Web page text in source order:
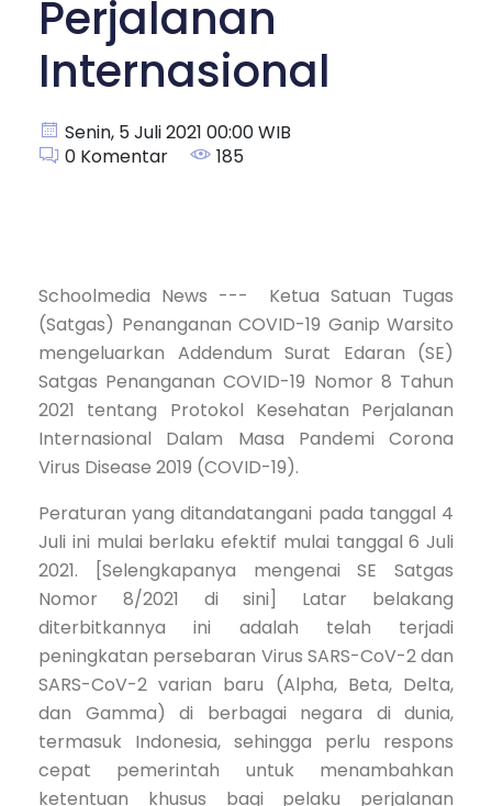
Perjalanan
Internasional
Senin, 5 Juli 2021 00:00 WIB
0 Komentar 185
Schoolmedia News --- Ketua Satuan Tugas
(Satgas) Penanganan COVID-19 Ganip Warsito
mengeluarkan Addendum Surat Edaran (SE)
Satgas Penanganan COVID-19 Nomor 8 Tahun
2021 tentang Protokol Kesehatan Perjalanan
Internasional Dalam Masa Pandemi Corona
Virus Disease 2019 (COVID-19).
Peraturan yang ditandatangani pada tanggal 4
Juli ini mulai berlaku efektif mulai tanggal 6 Juli
2021. [Selengkapanya mengenai SE Satgas
Nomor 8/2021 di sini] Latar belakang
diterbitkannya ini adalah telah terjadi
peningkatan persebaran Virus SARS-CoV-2 dan
SARS-CoV-2 varian baru (Alpha, Beta, Delta,
dan Gamma) di berbagai negara di dunia,
termasuk Indonesia, sehingga perlu respons
cepat pemerintah untuk menambahkan
ketentuan khusus bagi pelaku perjalanan